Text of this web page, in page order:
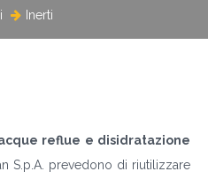
Inerti
reflue e disidratazione
S.p.A. prevedono di riutilizzare